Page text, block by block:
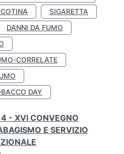
SIGARETTA
DANNI DA FUMO
CORRELATE
DAY
- XVI CONVEGNO
E SERVIZIO